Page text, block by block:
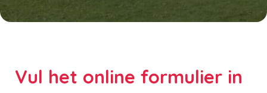
Vul het online formulier in